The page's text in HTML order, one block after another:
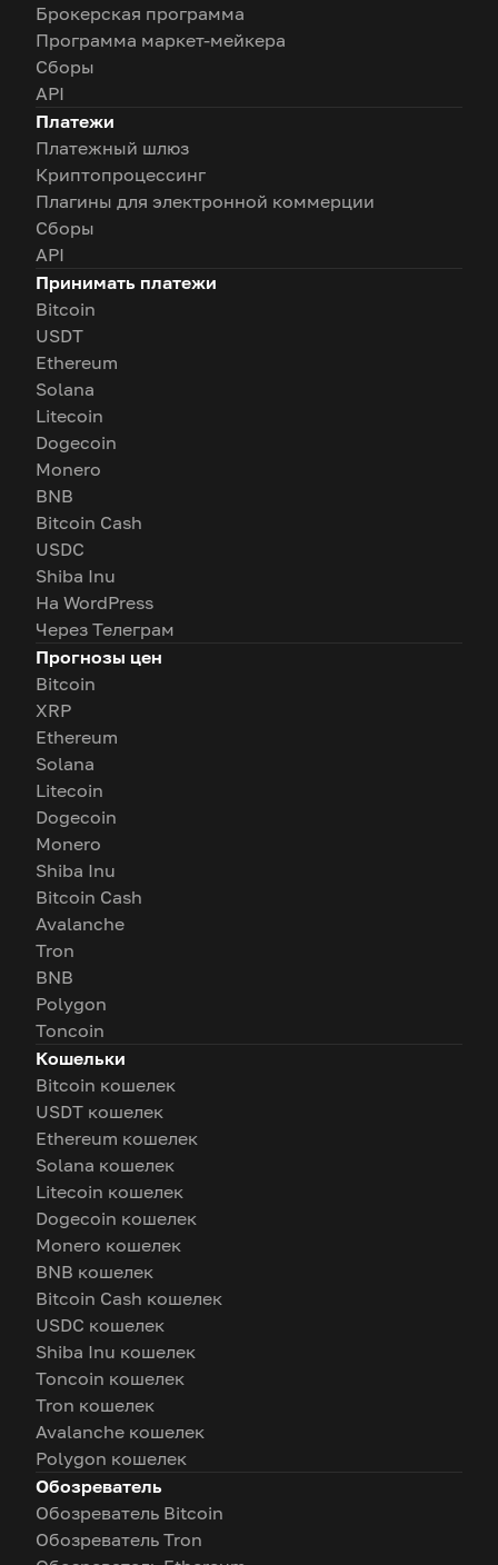
Брокерская программа
Программа маркет-мейкера
Сборы
API
Платежи
Платежный шлюз
Криптопроцессинг
Плагины для электронной коммерции
Сборы
API
Принимать платежи
Bitcoin
USDT
Ethereum
Solana
Litecoin
Dogecoin
Monero
BNB
Bitcoin Cash
USDC
Shiba Inu
На WordPress
Через Телеграм
Прогнозы цен
Bitcoin
XRP
Ethereum
Solana
Litecoin
Dogecoin
Monero
Shiba Inu
Bitcoin Cash
Avalanche
Tron
BNB
Polygon
Toncoin
Кошельки
Bitcoin кошелек
USDT кошелек
Ethereum кошелек
Solana кошелек
Litecoin кошелек
Dogecoin кошелек
Monero кошелек
BNB кошелек
Bitcoin Cash кошелек
USDC кошелек
Shiba Inu кошелек
Toncoin кошелек
Tron кошелек
Avalanche кошелек
Polygon кошелек
Обозреватель
Обозреватель Bitcoin
Обозреватель Tron